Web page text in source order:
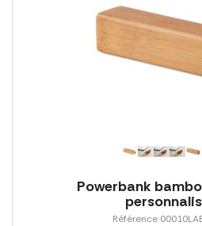
Powerbank
Référence